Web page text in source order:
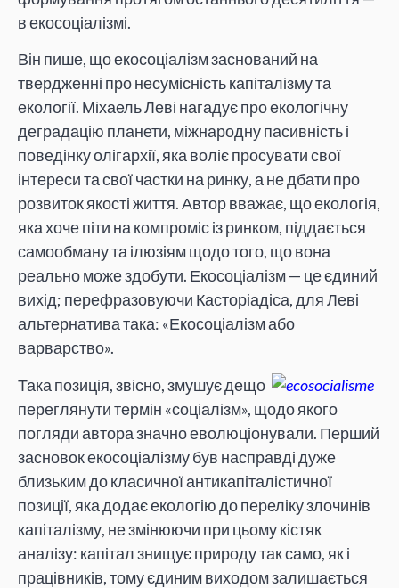
в екосоціалізмі.
Він пише, що екосоціалізм заснований на
твердженні про несумісність капіталізму та
екології. Міхаель Леві нагадує про екологічну
деградацію планети, міжнародну пасивність і
поведінку олігархії, яка воліє просувати свої
інтереси та свої частки на ринку, а не дбати про
розвиток якості життя. Автор вважає, що екологія,
яка хоче піти на компроміс із ринком, піддається
самообману та ілюзіям щодо того, що вона
реально може здобути. Екосоціалізм — це єдиний
вихід; перефразовуючи Касторіадіса, для Леві
альтернатива така: «Екосоціалізм або
варварство».
Така позиція, звісно, змушує дещо
переглянути термін «соціалізм», щодо якого
погляди автора значно еволюціонували. Перший
засновок екосоціалізму був насправді дуже
близьким до класичної антикапіталістичної
позиції, яка додає екологію до переліку злочинів
капіталізму, не змінюючи при цьому кістяк
аналізу: капітал знищує природу так само, як і
працівників, тому єдиним виходом залишається